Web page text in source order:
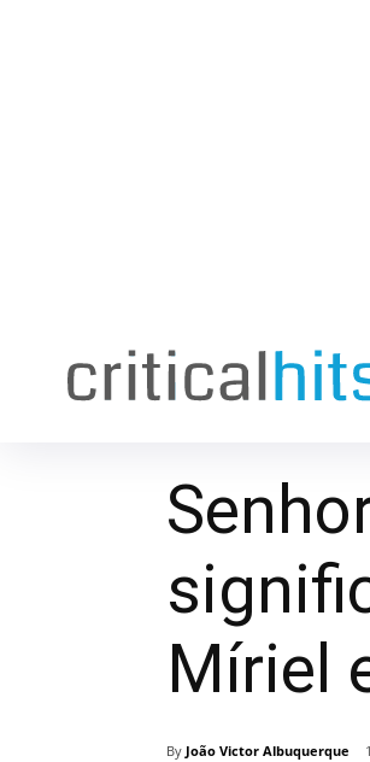
Míriel
By João Victor Albuquerque